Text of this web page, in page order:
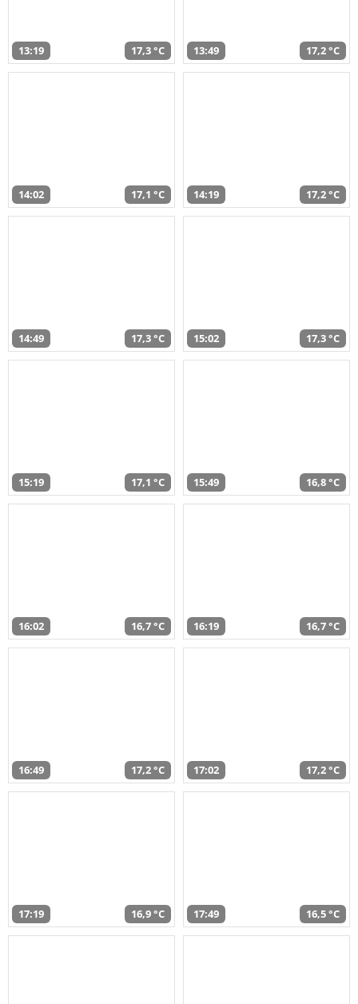
13:19 17,3 °C 13:49 17,2 °C
14:02 17,1 °C 14:19 17,2 °C
14:49 17,3 °C 15:02 17,3 °C
15:19 17,1 °C 15:49 16,8 °C
16:02 16,7 °C 16:19 16,7 °C
16:49 17,2 °C 17:02 17,2 °C
17:19 16,9 °C 17:49 16,5 °C